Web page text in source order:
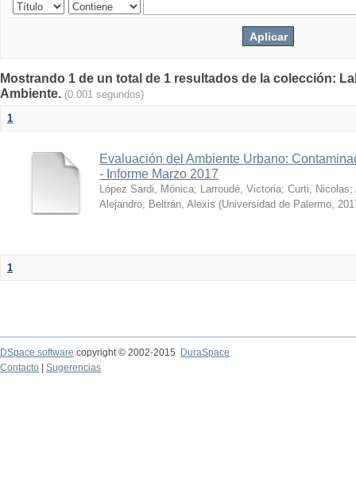
Mostrando 1 de un total de 1 resultados de la colección:
Ambiente. (0.001 segundos)
1
Evaluación del Ambiente Urbano:
- Informe Marzo 2017
López Sardi, Mónica; Larroudé, Victoria; Curti, Nicolas;
Alejandro; Beltrán, Alexis (Universidad de Palermo,
1
DSpace software copyright © 2002-2015
DuraSpace
Contacto
Sugerencias